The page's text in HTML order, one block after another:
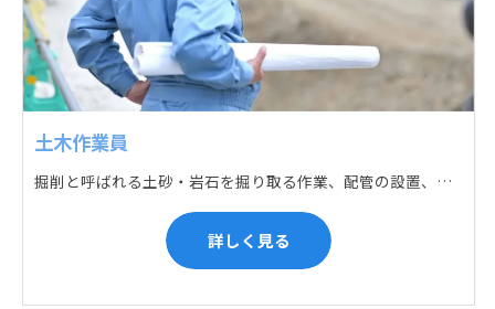
土木作業員
掘削と呼ばれる土砂・岩石を掘り取る作業、配管の設置、埋戻しの順に手作業と機械作業の併用をして行います。また、作業に使用する管材料の運搬作業も、機械と手作業にて行っています。
詳しく見る